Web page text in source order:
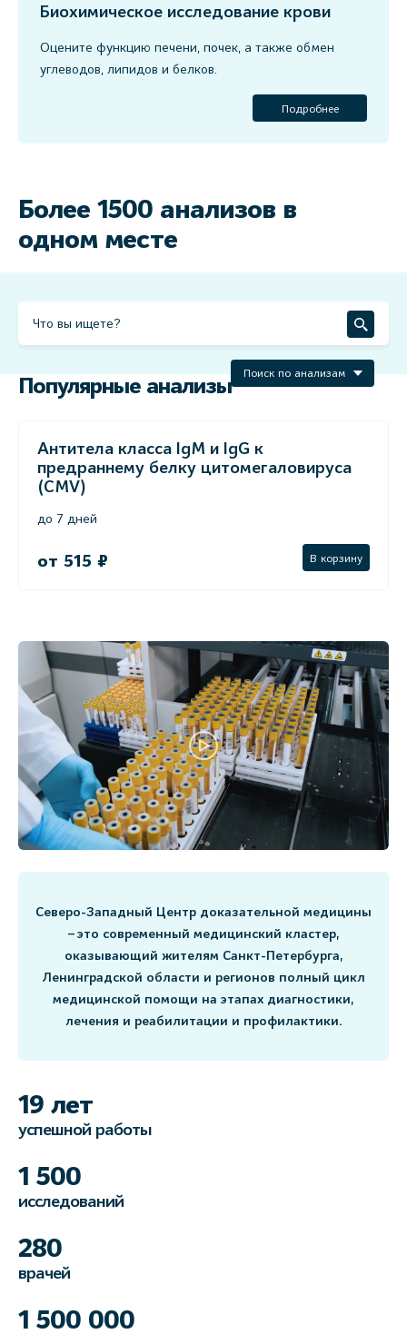
Биохимическое исследование крови
Оцените функцию печени, почек, а также обмен
углеводов, липидов и белков.
Подробнее
Более 1500 анализов в
одном месте
Поиск по анализам
Популярные анализы
Антитела класса IgM и IgG к
предраннему белку цитомегаловируса
(CMV)
до 7 дней
от 515 ₽ В корзину
Северо-Западный Центр доказательной медицины
– это современный медицинский кластер,
оказывающий жителям Санкт-Петербурга,
Ленинградской области и регионов полный цикл
медицинской помощи на этапах диагностики,
лечения и реабилитации и профилактики.
19 лет
успешной работы
1 500
исследований
280
врачей
1 500 000